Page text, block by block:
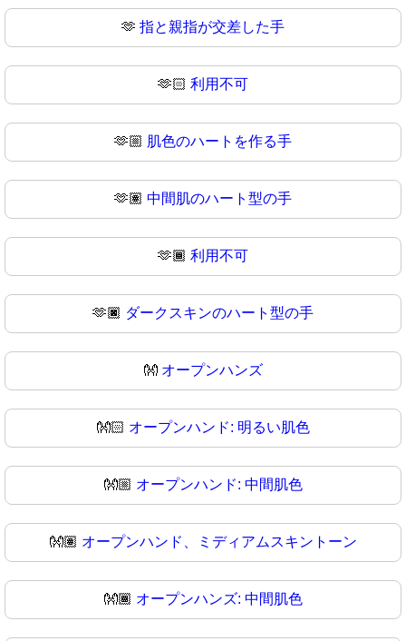
🫶 指と親指が交差した手
🫶🏻 利用不可
🫶🏼 肌色のハートを作る手
🫶🏽 中間肌のハート型の手
🫶🏾 利用不可
🫶🏿 ダークスキンのハート型の手
👐 オープンハンズ
👐🏻 オープンハンド: 明るい肌色
👐🏼 オープンハンド: 中間肌色
👐🏽 オープンハンド、ミディアムスキントーン
👐🏾 オープンハンズ: 中間肌色